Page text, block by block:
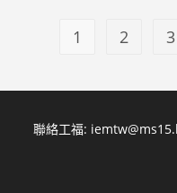
動
態
1 2 3
聯絡工福: